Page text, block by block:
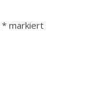
* markiert